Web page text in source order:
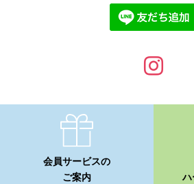
会員サービスの
ご案内
ハ